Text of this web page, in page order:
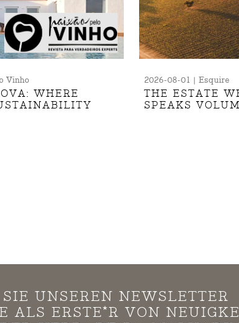
Vinho
WHERE
2026-08-01 | Esquire
THE ESTATE
SPEAKS
UNSEREN NEWSLETTER
ALS ERSTE*R VON